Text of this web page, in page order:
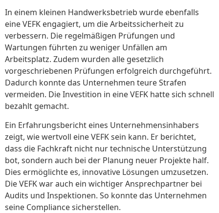
In einem kleinen Handwerksbetrieb wurde ebenfalls
eine VEFK engagiert, um die Arbeitssicherheit zu
verbessern. Die regelmäßigen Prüfungen und
Wartungen führten zu weniger Unfällen am
Arbeitsplatz. Zudem wurden alle gesetzlich
vorgeschriebenen Prüfungen erfolgreich durchgeführt.
Dadurch konnte das Unternehmen teure Strafen
vermeiden. Die Investition in eine VEFK hatte sich schnell
bezahlt gemacht.
Ein Erfahrungsbericht eines Unternehmensinhabers
zeigt, wie wertvoll eine VEFK sein kann. Er berichtet,
dass die Fachkraft nicht nur technische Unterstützung
bot, sondern auch bei der Planung neuer Projekte half.
Dies ermöglichte es, innovative Lösungen umzusetzen.
Die VEFK war auch ein wichtiger Ansprechpartner bei
Audits und Inspektionen. So konnte das Unternehmen
seine Compliance sicherstellen.